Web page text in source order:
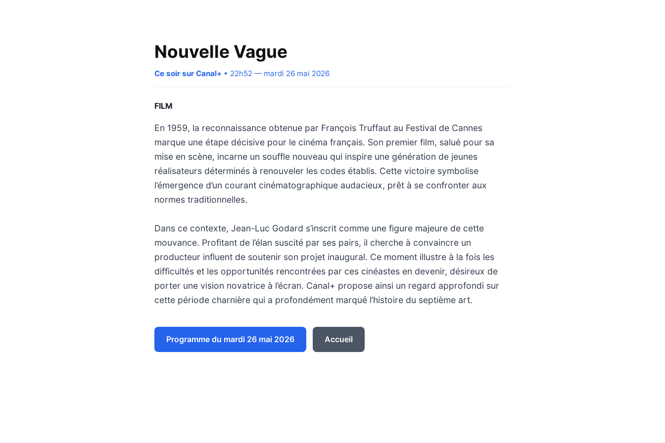
Nouvelle Vague
Ce soir sur Canal+ • 22h52 — mardi 26 mai 2026
FILM
En 1959, la reconnaissance obtenue par François Truffaut au Festival de Cannes
marque une étape décisive pour le cinéma français. Son premier film, salué pour sa
mise en scène, incarne un souffle nouveau qui inspire une génération de jeunes
réalisateurs déterminés à renouveler les codes établis. Cette victoire symbolise
l’émergence d’un courant cinématographique audacieux, prêt à se confronter aux
normes traditionnelles.
Dans ce contexte, Jean-Luc Godard s’inscrit comme une figure majeure de cette
mouvance. Profitant de l’élan suscité par ses pairs, il cherche à convaincre un
producteur influent de soutenir son projet inaugural. Ce moment illustre à la fois les
difficultés et les opportunités rencontrées par ces cinéastes en devenir, désireux de
porter une vision novatrice à l’écran. Canal+ propose ainsi un regard approfondi sur
cette période charnière qui a profondément marqué l’histoire du septième art.
Programme du mardi 26 mai 2026 Accueil